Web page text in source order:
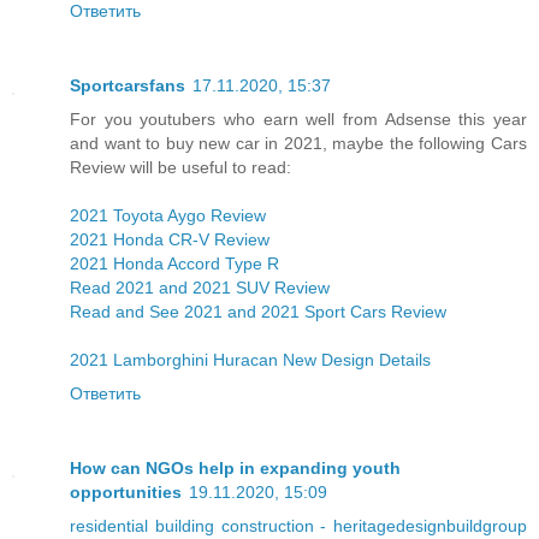
Ответить
Sportcarsfans 17.11.2020, 15:37
For you youtubers who earn well from Adsense this year
and want to buy new car in 2021, maybe the following Cars
Review will be useful to read:
2021 Toyota Aygo Review
2021 Honda CR-V Review
2021 Honda Accord Type R
Read 2021 and 2021 SUV Review
Read and See 2021 and 2021 Sport Cars Review
2021 Lamborghini Huracan New Design Details
Ответить
How can NGOs help in expanding youth
opportunities 19.11.2020, 15:09
residential building construction - heritagedesignbuildgroup